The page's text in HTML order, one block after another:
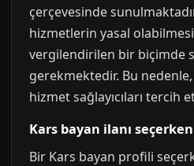
çerçevesinde
hizmetlerin yasal olabilmesi
vergilendirilen bir biçimde
gerekmektedir. Bu nedenle,
hizmet sağlayıcıları tercih
Kars bayan ilanı
Bir Kars bayan profili